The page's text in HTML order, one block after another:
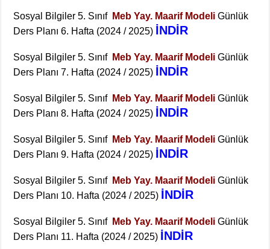
Sosyal Bilgiler 5. Sınıf Meb Yay. Maarif Modeli Günlük
Ders Planı 6. Hafta (2024 / 2025) İNDİR
Sosyal Bilgiler 5. Sınıf Meb Yay. Maarif Modeli Günlük
Ders Planı 7. Hafta (2024 / 2025) İNDİR
Sosyal Bilgiler 5. Sınıf Meb Yay. Maarif Modeli Günlük
Ders Planı 8. Hafta (2024 / 2025) İNDİR
Sosyal Bilgiler 5. Sınıf Meb Yay. Maarif Modeli Günlük
Ders Planı 9. Hafta (2024 / 2025) İNDİR
Sosyal Bilgiler 5. Sınıf Meb Yay. Maarif Modeli Günlük
Ders Planı 10. Hafta (2024 / 2025) İNDİR
Sosyal Bilgiler 5. Sınıf Meb Yay. Maarif Modeli Günlük
Ders Planı 11. Hafta (2024 / 2025) İNDİR